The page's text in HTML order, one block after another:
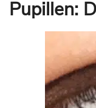
Pupillen: